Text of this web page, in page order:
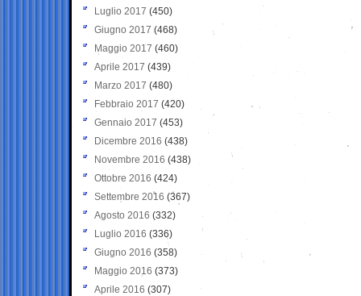
Luglio 2017 (450)
Giugno 2017 (468)
Maggio 2017 (460)
Aprile 2017 (439)
Marzo 2017 (480)
Febbraio 2017 (420)
Gennaio 2017 (453)
Dicembre 2016 (438)
Novembre 2016 (438)
Ottobre 2016 (424)
Settembre 2016 (367)
Agosto 2016 (332)
Luglio 2016 (336)
Giugno 2016 (358)
Maggio 2016 (373)
Aprile 2016 (307)